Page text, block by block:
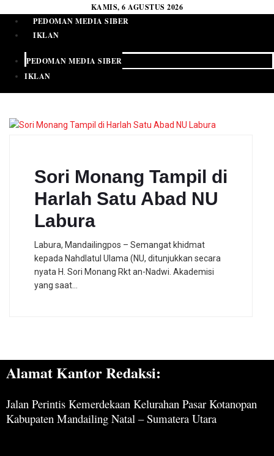
KAMIS, 6 AGUSTUS 2026
PEDOMAN MEDIA SIBER
IKLAN
PEDOMAN MEDIA SIBER
IKLAN
Sori Monang Tampil di
Harlah Satu Abad NU
Labura
Labura, Mandailingpos – Semangat khidmat
kepada Nahdlatul Ulama (NU, ditunjukkan secara
nyata H. Sori Monang Rkt an-Nadwi. Akademisi
yang saat…
Alamat Kantor Redaksi:
Jalan Perintis Kemerdekaan Kelurahan Pasar Kotanopan
Kabupaten Mandailing Natal – Sumatera Utara